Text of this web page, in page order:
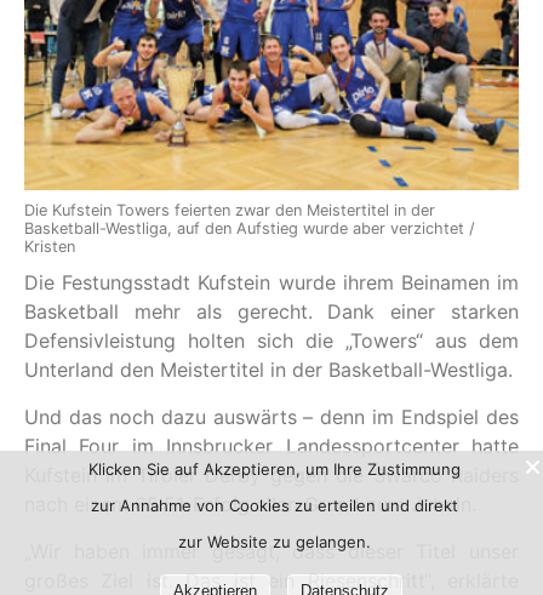
Die Kufstein Towers feierten zwar den Meistertitel in der
Basketball-Westliga, auf den Aufstieg wurde aber verzichtet /
Kristen
Die Festungsstadt Kufstein wurde ihrem Beinamen im
Basketball mehr als gerecht. Dank einer starken
Defensivleistung holten sich die „Towers“ aus dem
Unterland den Meistertitel in der Basketball-Westliga.
Und das noch dazu auswärts – denn im Endspiel des
Final Four im Innsbrucker Landessportcenter hatte
Kufstein im Tiroler Derby gegen die Swarco Raiders
nach einem 65:51-Erfolg allen Grund zum Jubeln.
„Wir haben immer gesagt, dass dieser Titel unser
großes Ziel ist. Das ist ein Riesenschritt“, erklärte
Klicken Sie auf Akzeptieren, um Ihre Zustimmung
zur Annahme von Cookies zu erteilen und direkt
zur Website zu gelangen.
Akzeptieren Datenschutz